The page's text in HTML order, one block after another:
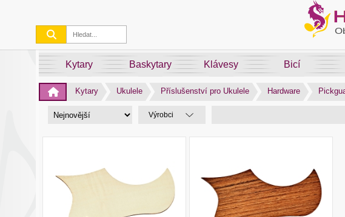
Kytary Baskytary Klávesy Bicí
Kytary Ukulele Příslušenství pro Ukulele Hardware
Výrobci